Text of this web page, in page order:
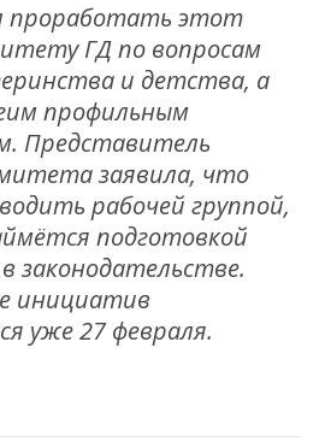
проработать этот
ГД по вопросам
и детства, а
профильным
Представитель
заявила, что
рабочей группой,
подготовкой
законодательстве.
инициатив
уже 27 февраля.